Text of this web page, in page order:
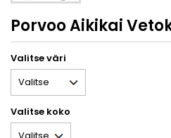
Porvoo Aikikai
Valitse väri
Valitse koko